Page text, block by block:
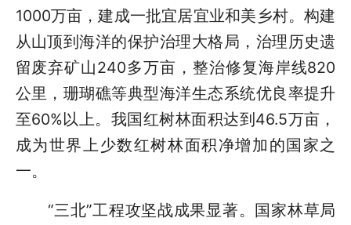
1000万亩，建成一批宜居宜业和美乡村。构建
从山顶到海洋的保护治理大格局，治理历史遗
留废弃矿山240多万亩，整治修复海岸线820
公里，珊瑚礁等典型海洋生态系统优良率提升
至60%以上。我国红树林面积达到46.5万亩，
成为世界上少数红树林面积净增加的国家之
一。
“三北”工程攻坚战成果显著。国家林草局